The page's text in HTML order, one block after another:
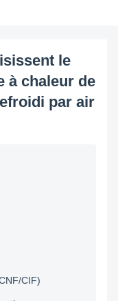
le
à chaleur de
par air
CIF)